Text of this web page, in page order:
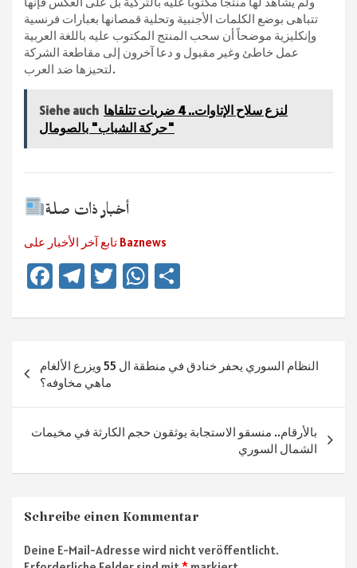
تتباهى بوضع الكلمات الأجنبية وتحلية قمصانها بعبارات فرنسية
وإنكليزية موضحاً أن سحب المنتج المكتوب عليه باللغة العربية
عمل خاطئ وغير مقبول و دعا آخرون إلى مقاطعة الشركة
لتحيزها ضد العرب.
Siehe auch لنزع سلاح الإتاوات.. 4 ضربات تتلقاها
"حركة الشباب" بالصومال
أخبار ذات صلة
تابع آخر الأخبار على Baznews
Fa
b
o
ok
Te
gr
m
T
tt
er
W
at
p
p
n
النظام السوري يحفر خنادق في منطقة ال 55 ويزرع الألغام
ماهي مخاوفه؟
بالأرقام.. منسقو الاستجابة يوثقون حجم الكارثة في مخيمات
الشمال السوري
Schreibe einen Kommentar
Deine E-Mail-Adresse wird nicht veröffentlicht.